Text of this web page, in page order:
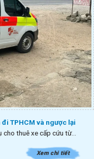
đi TPHCM và ngược lại
thuê xe cấp cứu từ...
Xem chi tiết